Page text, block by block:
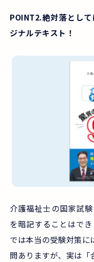
POINT2.絶対落とし
ジナルテキスト！
介護福祉士の国家試
を暗記することはで
では本当の受験対策
問ありますが、実は